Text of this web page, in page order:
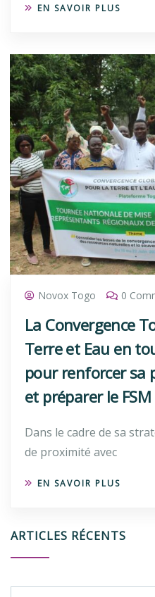
EN SAVOIR PLUS
Novox Togo 0
La Convergence
Terre et Eau en
pour renforcer sa
et préparer le
Dans le cadre de sa
de proximité avec
EN SAVOIR PLUS
ARTICLES RÉCENTS